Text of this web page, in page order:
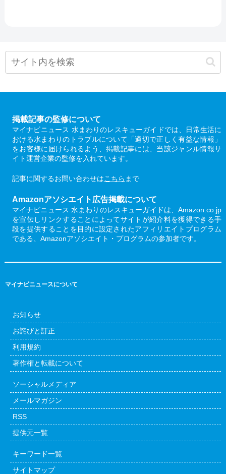
掲載記事の監修について
マイナビニュース 水まわりのレスキューガイドでは、日常生活に
おける水まわりのトラブルについて「適切で正しく有益な情報」
をお客様に届けられるよう、掲載記事には、当該ジャンル情報サ
イト運営企業の監修を入れています。
記事に関するお問い合わせはこちら まで
Amazonアソシエイト広告掲載について
マイナビニュース 水まわりのレスキューガイドは、Amazon.co.jp
を宣伝しリンクすることによってサイトが紹介料を獲得できる手
段を提供することを目的に設定されたアフィリエイトプログラム
である、Amazonアソシエイト・プログラムの参加者です。
マイナビニュースについて
お知らせ
お詫びと訂正
利用規約
著作権と転載について
ソーシャルメディア
メールマガジン
RSS
提供元一覧
キーワード一覧
サイトマップ